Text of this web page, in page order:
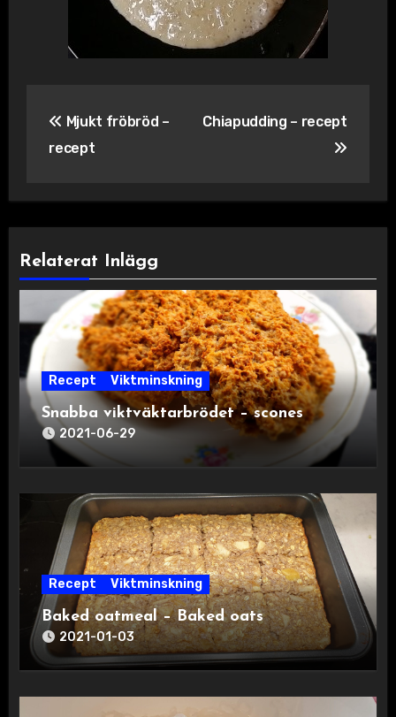
Mjukt fröbröd –
recept
Chiapudding – recept
Relaterat Inlägg
Recept Viktminskning
Snabba viktväktarbrödet – scones
2021-06-29
Recept Viktminskning
Baked oatmeal – Baked oats
2021-01-03